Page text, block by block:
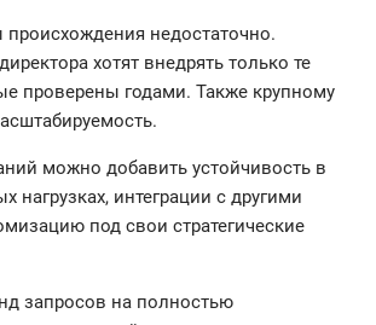
недостаточно.
хотят внедрять только те
проверены годами. Также крупному
можно добавить устойчивость в
нагрузках, интеграции с другими
под свои стратегические
запросов на полностью